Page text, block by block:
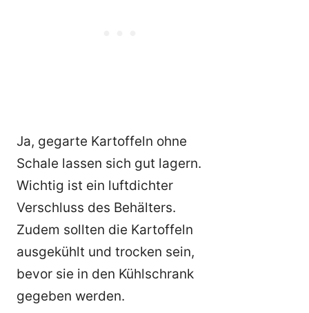
Ja, gegarte Kartoffeln ohne
Schale lassen sich gut lagern.
Wichtig ist ein luftdichter
Verschluss des Behälters.
Zudem sollten die Kartoffeln
ausgekühlt und trocken sein,
bevor sie in den Kühlschrank
gegeben werden.